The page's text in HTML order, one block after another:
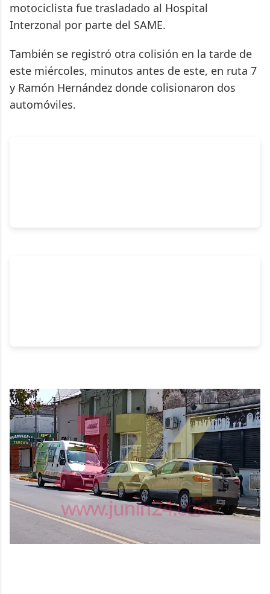
motociclista fue trasladado al Hospital
Interzonal por parte del SAME.
También se registró otra colisión en la tarde de
este miércoles, minutos antes de este, en ruta 7
y Ramón Hernández donde colisionaron dos
automóviles.